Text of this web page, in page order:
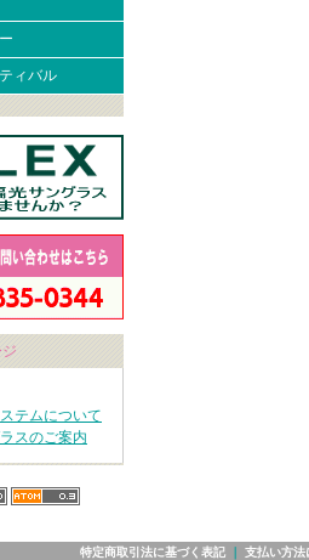
ィバル
テムについて
スのご案内
特定商取引法に基づく表記｜ 支払い方法